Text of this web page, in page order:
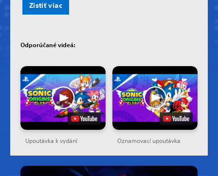
Zistiť viac
Odporúčané videá:
Upoutávka k vydání Oznamovací upoutávka